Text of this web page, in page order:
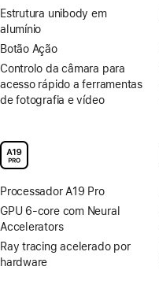
Estrutura unibody em
alumínio
Botão Ação
Controlo da câmara para
acesso rápido a ferramentas
de fotografia e vídeo
Proces­sador A19 Pro
GPU 6-core com Neural
Accelerators
Ray tracing acelerado por
hardware